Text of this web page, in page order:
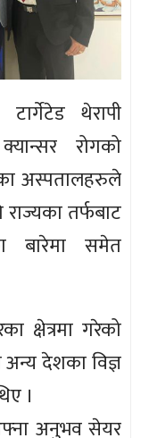
थेरापी
रोगको
अस्पतालहरुले
तर्फबाट
बारेमा समेत
क्षेत्रमा गरेको
अन्य देशका विज्ञ
।
आफ्ना अनुभव सेयर